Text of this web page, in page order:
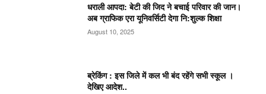
धराली आपदा: बेटी की जिद ने बचाई परिवार की जान।
अब ग्राफिक एरा यूनिवर्सिटी देगा नि:शुल्क शिक्षा
August 10, 2025
ब्रेकिंग : इस जिले में कल भी बंद रहेंगे सभी स्कूल ।
देखिए आदेश..